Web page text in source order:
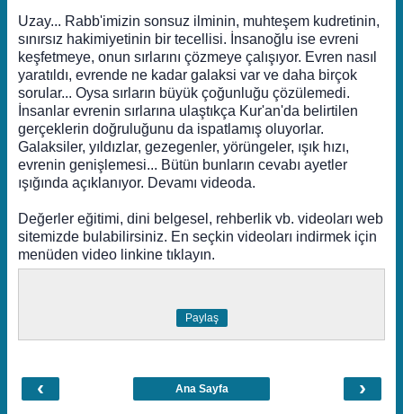
Uzay... Rabb'imizin sonsuz ilminin, muhteşem kudretinin,
sınırsız hakimiyetinin bir tecellisi. İnsanoğlu ise evreni
keşfetmeye, onun sırlarını çözmeye çalışıyor. Evren nasıl
yaratıldı, evrende ne kadar galaksi var ve daha birçok
sorular... Oysa sırların büyük çoğunluğu çözülemedi.
İnsanlar evrenin sırlarına ulaştıkça Kur'an'da belirtilen
gerçeklerin doğruluğunu da ispatlamış oluyorlar.
Galaksiler, yıldızlar, gezegenler, yörüngeler, ışık hızı,
evrenin genişlemesi... Bütün bunların cevabı ayetler
ışığında açıklanıyor. Devamı videoda.
Değerler eğitimi, dini belgesel, rehberlik vb. videoları web
sitemizde bulabilirsiniz. En seçkin videoları indirmek için
menüden video linkine tıklayın.
Paylaş
‹ ›
Ana Sayfa